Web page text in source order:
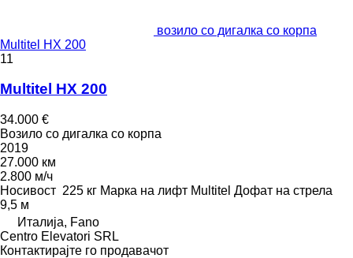
возило со дигалка со корпа
Multitel HX 200
11
Multitel HX 200
34.000 €
Возило со дигалка со корпа
2019
27.000 км
2.800 м/ч
Носивост 225 кг Марка на лифт Multitel Дофат на стрела
9,5 м
Италија, Fano
Centro Elevatori SRL
Контактирајте го продавачот